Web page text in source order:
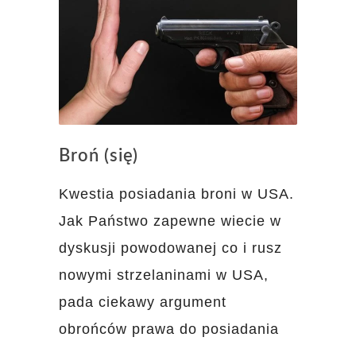
Broń (się)
Kwestia posiadania broni w USA.
Jak Państwo zapewne wiecie w
dyskusji powodowanej co i rusz
nowymi strzelaninami w USA,
pada ciekawy argument
obrońców prawa do posiadania